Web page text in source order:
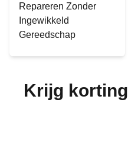
Repareren Zonder
Ingewikkeld
Gereedschap
Krijg korting